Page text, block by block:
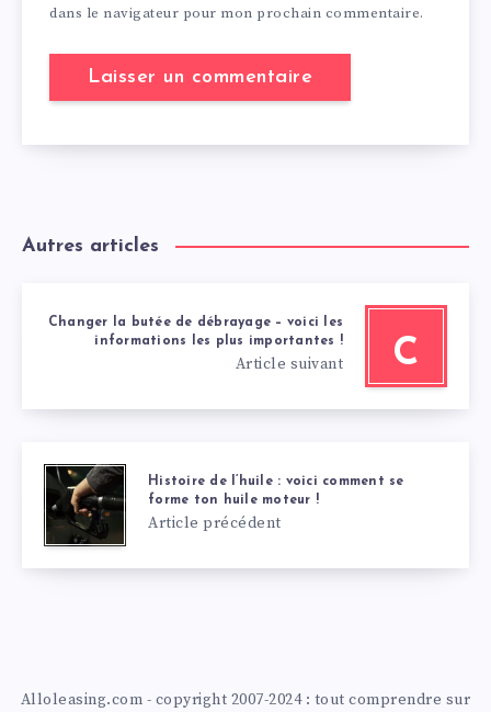
dans le navigateur pour mon prochain commentaire.
Autres articles
C
Changer la butée de débrayage – voici les
informations les plus importantes !
Article suivant
Histoire de l’huile : voici comment se
forme ton huile moteur !
Article précédent
Alloleasing.com - copyright 2007-2024 : tout comprendre sur